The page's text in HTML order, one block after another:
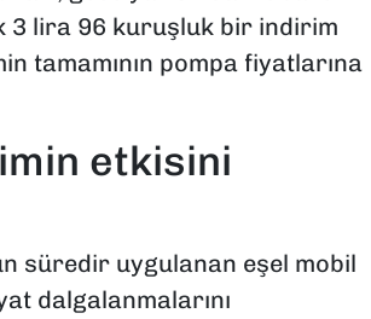
3 lira 96 kuruşluk bir indirim
tamamının pompa fiyatlarına
etkisini
süredir uygulanan eşel mobil
dalgalanmalarını